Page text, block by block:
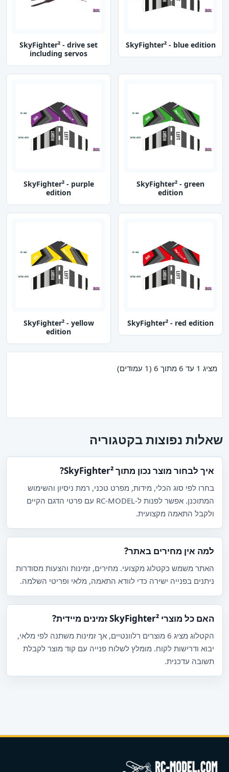
SkyFighter² - blue edition
SkyFighter² - drive set
including servos
SkyFighter² - green
edition
SkyFighter² - purple
edition
SkyFighter² - red edition
SkyFighter² - yellow
edition
מציג 1 עד 6 מתוך 6 (1 עמודים)
שאלות נפוצות בקטגוריה
איך לבחור מוצר נכון מתוך SkyFighter²?
בחרו לפי סוג הכלי, מידות, מפרט טכני, רמת ניסיון והשימוש
המתוכנן. אפשר לפנות ל-RC-MODEL עם פרטי הדגם הקיים
ולקבל התאמה מקצועית.
למה אין מחירים באתר?
האתר משמש כקטלוג מקצועי. מחירים, זמינות והצעות מסודרות
ניתנים בפנייה ישירה כדי לוודא התאמה, מלאי ופריטי השלמה.
האם כל מוצרי SkyFighter² זמינים מיידית?
הקטלוג מציג 6 מוצרים רלוונטיים, אך זמינות משתנה לפי מלאי,
יבוא ודרישות לקוח. מומלץ לשלוח פנייה עם קוד מוצר לקבלת
תשובה עדכנית.